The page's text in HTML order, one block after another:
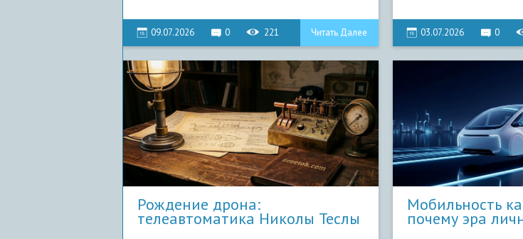
09.07.2026 0 221 Читать Далее 03.07.2026 0
Рождение дрона:
телеавтоматика Николы Теслы
Мобильность
почему эра
автомобилей